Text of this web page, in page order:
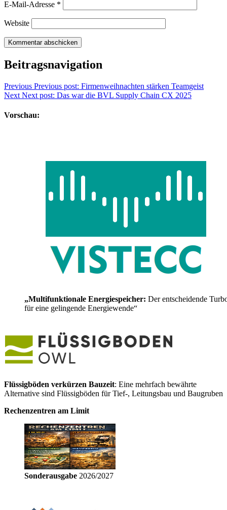
E-Mail-Adresse *
Website
Beitragsnavigation
Previous Previous post: Firmenweihnachten stärken Teamgeist
Next Next post: Das war die BVL Supply Chain CX 2025
Vorschau:
„Multifunktionale Energiespeicher: Der entscheidende
für eine gelingende Energiewende“
Flüssigböden verkürzen Bauzeit: Eine mehrfach bewährte
Alternative sind Flüssigböden für Tief-, Leitungsbau und Baugruben
Rechenzentren am Limit
Sonderausgabe 2026/2027